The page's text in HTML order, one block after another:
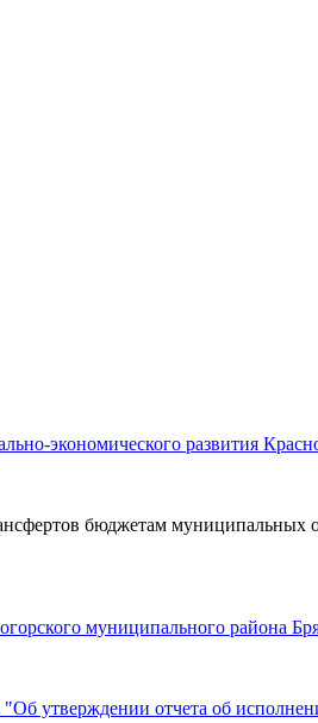
экономического развития
бюджетам муниципальных
муниципального района
утверждении отчета об